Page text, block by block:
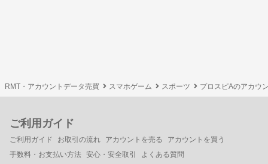
RMT・アカウントデータ売買 スマホゲーム スポーツ プロスピAのアカウ
ご利用ガイド
ご利用ガイド お取引の流れ アカウントを売る
アカウントを買う
手数料・お支払い方法 安心・安全取引 よくある質問